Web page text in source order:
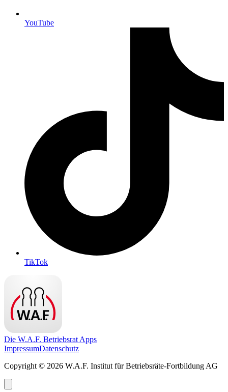
YouTube
TikTok
Die W.A.F. Betriebsrat Apps
ImpressumDatenschutz
Copyright © 2026 W.A.F. Institut für Betriebsräte-Fortbildung AG